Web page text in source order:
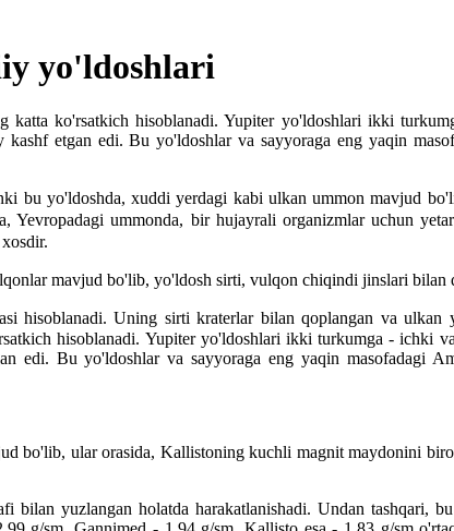
yo'ldoshlari
ko'rsatkich hisoblanadi. Yupiter yo'ldoshlari ikki
etgan edi. Bu yo'ldoshlar va sayyoraga eng yaqin
bu yo'ldoshda, xuddi yerdagi kabi ulkan ummon mavjud
ummonda, bir hujayrali organizmlar uchun
mavjud bo'lib, yo'ldosh sirti, vulqon chiqindi jinslari bilan
hisoblanadi. Uning sirti kraterlar bilan qoplangan va ulkan
hisoblanadi. Yupiter yo'ldoshlari ikki turkumga - ichki
Bu yo'ldoshlar va sayyoraga eng yaqin masofadagi
bo'lib, ular orasida, Kallistoning kuchli magnit maydonini
yuzlangan holatda harakatlanishadi. Undan tashqari,